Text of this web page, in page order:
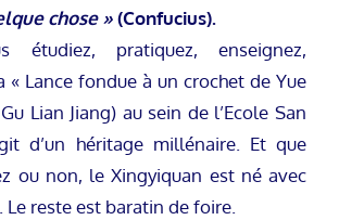
chose »(Confucius).
étudiez, pratiquez, enseignez,
« Lance fondue à un crochet de Yue
Lian Jiang) au sein de l’Ecole San
d’un héritage millénaire. Et que
ou non, le Xingyiquan est né avec
reste est baratin de foire.